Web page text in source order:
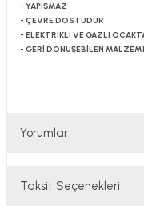
- YAPIŞMAZ
- ÇEVRE DOSTUDUR
- ELEKTRİKLİ VE GAZLI
- GERİ DÖNÜŞEBİLEN
Yorumlar
Taksit Seçenekleri